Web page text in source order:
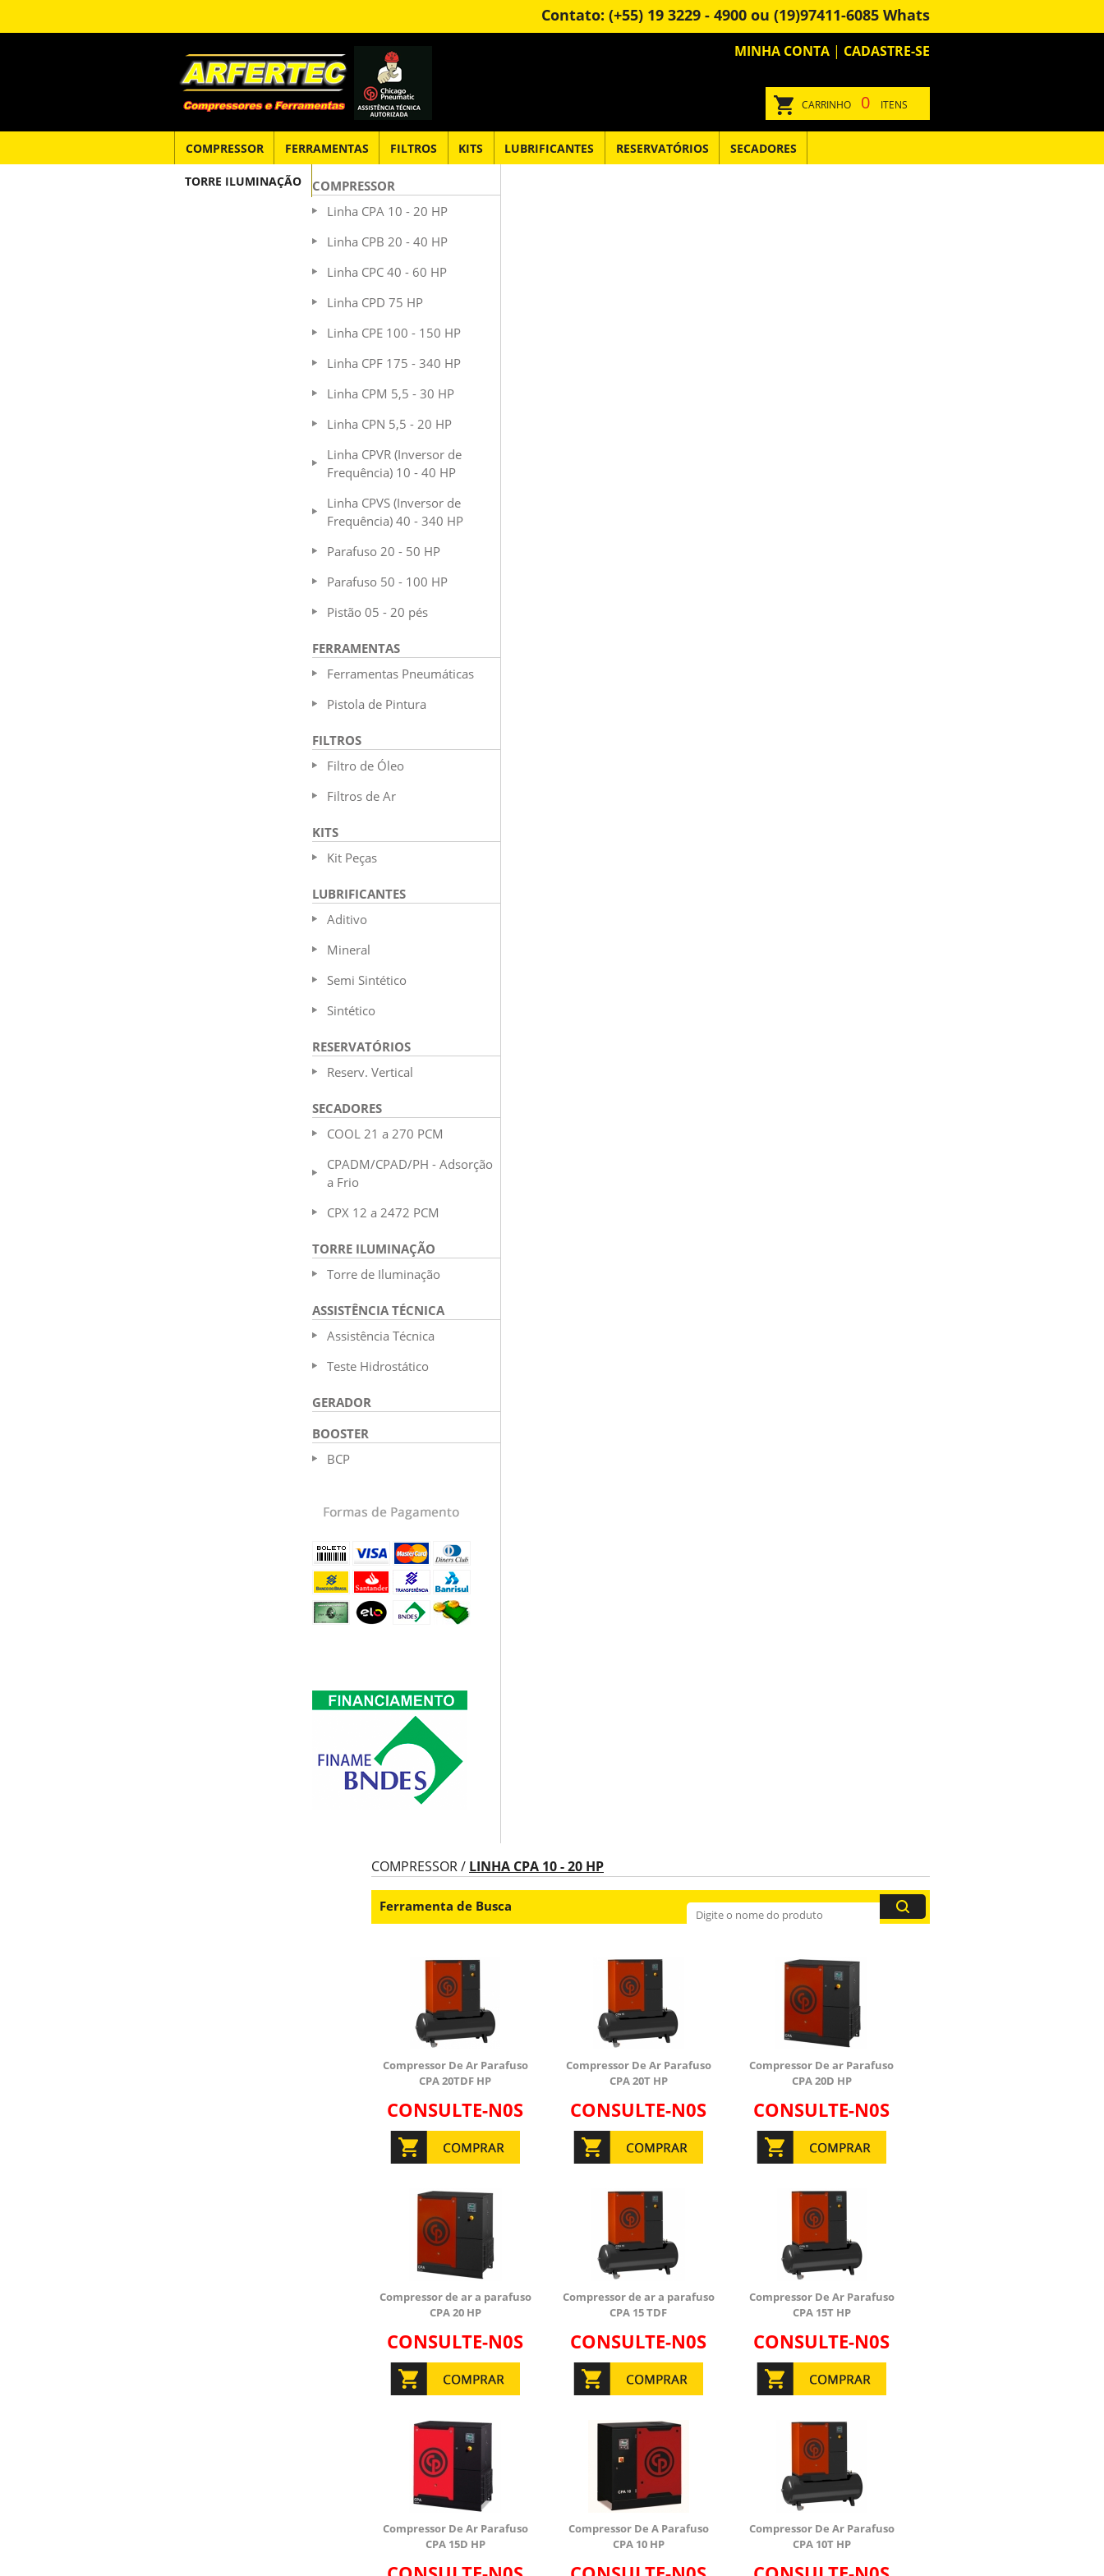
Contato: (+55) 19 3229 - 4900 ou (19)97411-6085 Whats
MINHA CONTA | CADASTRE-SE
CARRINHO 0 ITENS
COMPRESSOR FERRAMENTAS FILTROS KITS LUBRIFICANTES RESERVATÓRIOS SECADORES
TORRE ILUMINAÇÃO
COMPRESSOR
Linha CPA 10 - 20 HP
Linha CPB 20 - 40 HP
Linha CPC 40 - 60 HP
Linha CPD 75 HP
Linha CPE 100 - 150 HP
Linha CPF 175 - 340 HP
Linha CPM 5,5 - 30 HP
Linha CPN 5,5 - 20 HP
Linha CPVR (Inversor de
Frequência) 10 - 40 HP
Linha CPVS (Inversor de
Frequência) 40 - 340 HP
Parafuso 20 - 50 HP
Parafuso 50 - 100 HP
Pistão 05 - 20 pés
FERRAMENTAS
Ferramentas Pneumáticas
Pistola de Pintura
FILTROS
Filtro de Óleo
Filtros de Ar
KITS
Kit Peças
LUBRIFICANTES
Aditivo
Mineral
Semi Sintético
Sintético
RESERVATÓRIOS
Reserv. Vertical
SECADORES
COOL 21 a 270 PCM
CPADM/CPAD/PH - Adsorção
a Frio
CPX 12 a 2472 PCM
TORRE ILUMINAÇÃO
Torre de Iluminação
ASSISTÊNCIA TÉCNICA
Assistência Técnica
Teste Hidrostático
GERADOR
BOOSTER
BCP
COMPRESSOR / LINHA CPA 10 - 20 HP
Ferramenta de Busca
Compressor De Ar Parafuso
CPA 20TDF HP
CONSULTE-N0S
Compressor De Ar Parafuso
CPA 20T HP
CONSULTE-N0S
Compressor De ar Parafuso
CPA 20D HP
CONSULTE-N0S
Compressor de ar a parafuso
CPA 20 HP
CONSULTE-N0S
Compressor de ar a parafuso
CPA 15 TDF
CONSULTE-N0S
Compressor De Ar Parafuso
CPA 15T HP
CONSULTE-N0S
Compressor De Ar Parafuso
CPA 15D HP
Compressor De A Parafuso
CPA 10 HP
Compressor De Ar Parafuso
CPA 10T HP